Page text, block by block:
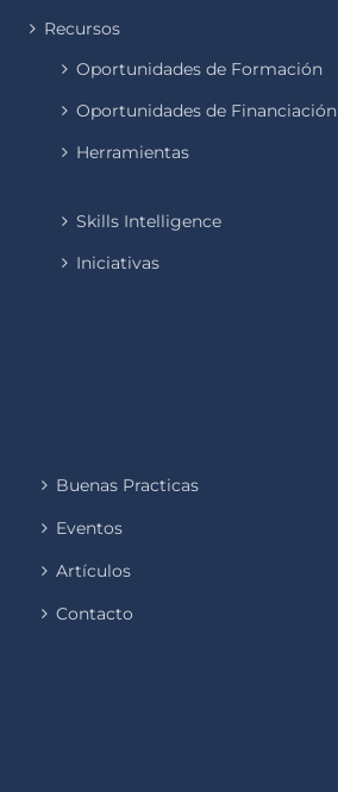
Recursos
Oportunidades de Formación
Oportunidades de Financiación
Herramientas
Skills Intelligence
Iniciativas
Buenas Practicas
Eventos
Artículos
Contacto